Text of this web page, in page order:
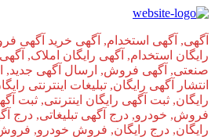
آگهی, آگهی استخدام, آگهی خرید آگهی
رایگان استخدام, آگهی رایگان املاک,
صنعتی, آگهی فروش, ارسال آگهی جدید,
انتشار آگهی رایگان, تبلیغات اینترنتی
رایگان, ثبت آگهی رایگان اینترنتی, ثبت
فروش, خودرو, درج آگهی تبلیغاتی, درج
رایگان, درج رایگان, فروش خودرو,